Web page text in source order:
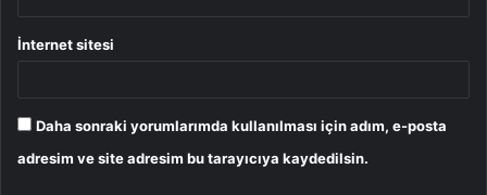
İnternet sitesi
Daha sonraki yorumlarımda kullanılması için adım, e-posta
adresim ve site adresim bu tarayıcıya kaydedilsin.